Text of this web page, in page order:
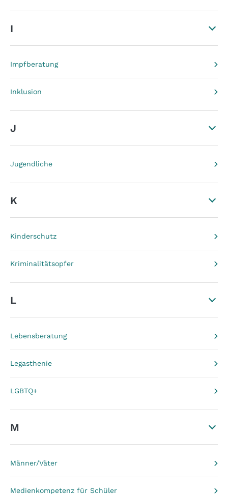
I
Impfberatung
Inklusion
J
Jugendliche
K
Kinderschutz
Kriminalitätsopfer
L
Lebensberatung
Legasthenie
LGBTQ+
M
Männer/Väter
Medienkompetenz für Schüler